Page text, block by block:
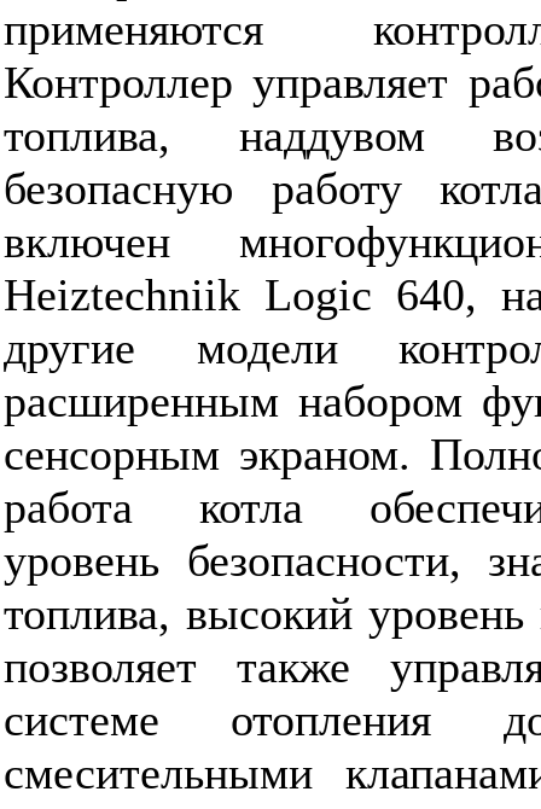
применяются
Контроллер управляет
топлива, наддувом
безопасную работу
включен
Heiztechniik Logic 640,
другие модели
расширенным набором
сенсорным экраном.
работа котла
уровень безопасности,
топлива, высокий
позволяет также
системе отопления
смесительными